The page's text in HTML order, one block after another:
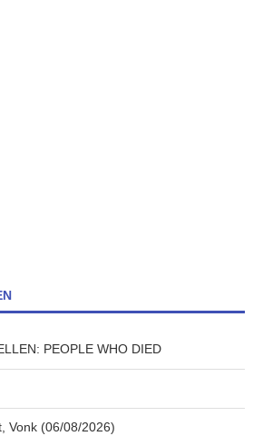
PEOPLE WHO DIED
Vonk (06/08/2026)